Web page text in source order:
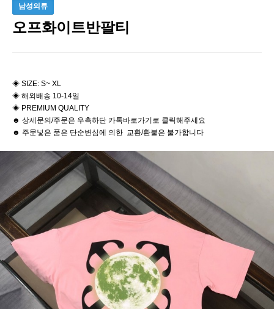
남성의류
오프화이트반팔티
◈ SIZE: S~ XL
◈ 해외배송 10-14일
◈ PREMIUM QUALITY
☻ 상세문의/주문은 우측하단 카톡바로가기로 클릭해주세요
☻ 주문넣은 품은 단순변심에 의한 교환/환불은 불가합니다